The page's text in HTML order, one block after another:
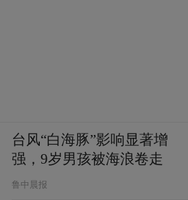
台风“白海豚”影响显著增
强，9岁男孩被海浪卷走
鲁中晨报